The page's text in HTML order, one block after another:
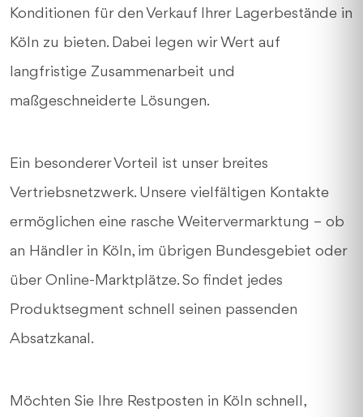
Konditionen für den Verkauf Ihrer Lagerbestände in
Köln zu bieten. Dabei legen wir Wert auf
langfristige Zusammenarbeit und
maßgeschneiderte Lösungen.
Ein besonderer Vorteil ist unser breites
Vertriebsnetzwerk. Unsere vielfältigen Kontakte
ermöglichen eine rasche Weitervermarktung – ob
an Händler in Köln, im übrigen Bundesgebiet oder
über Online-Marktplätze. So findet jedes
Produktsegment schnell seinen passenden
Absatzkanal.
Möchten Sie Ihre Restposten in Köln schnell,